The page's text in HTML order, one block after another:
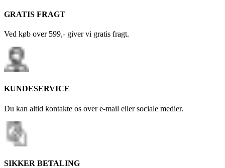
GRATIS FRAGT
Ved køb over 599,- giver vi gratis fragt.
KUNDESERVICE
Du kan altid kontakte os over e-mail eller sociale medier.
SIKKER BETALING